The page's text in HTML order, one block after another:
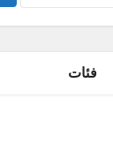
فئات